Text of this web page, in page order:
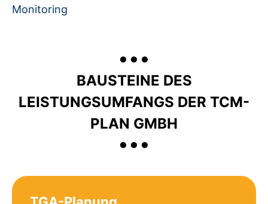
Monitoring
...
BAUSTEINE DES
LEISTUNGSUMFANGS DER TCM-
PLAN GMBH
...